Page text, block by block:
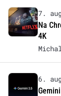
7.
Na
4K
6.